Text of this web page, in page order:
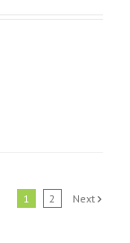
1 2 Next